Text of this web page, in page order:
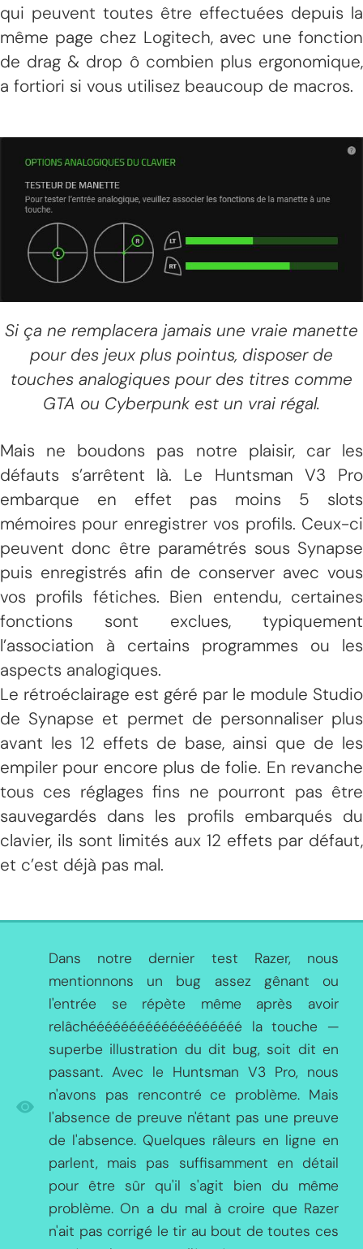
qui peuvent toutes être effectuées depuis la
même page chez Logitech, avec une fonction
de drag & drop ô combien plus ergonomique,
a fortiori si vous utilisez beaucoup de macros.
Si ça ne remplacera jamais une vraie manette
pour des jeux plus pointus, disposer de
touches analogiques pour des titres comme
GTA ou Cyberpunk est un vrai régal.
Mais ne boudons pas notre plaisir, car les
défauts s’arrêtent là. Le Huntsman V3 Pro
embarque en effet pas moins 5 slots
mémoires pour enregistrer vos profils. Ceux-ci
peuvent donc être paramétrés sous Synapse
puis enregistrés afin de conserver avec vous
vos profils fétiches. Bien entendu, certaines
fonctions sont exclues, typiquement
l’association à certains programmes ou les
aspects analogiques.
Le rétroéclairage est géré par le module Studio
de Synapse et permet de personnaliser plus
avant les 12 effets de base, ainsi que de les
empiler pour encore plus de folie. En revanche
tous ces réglages fins ne pourront pas être
sauvegardés dans les profils embarqués du
clavier, ils sont limités aux 12 effets par défaut,
et c’est déjà pas mal.
Dans notre dernier test Razer, nous
mentionnons un bug assez gênant ou
l'entrée se répète même après avoir
relâchééééééééééééééééééé la touche —
superbe illustration du dit bug, soit dit en
passant. Avec le Huntsman V3 Pro, nous
n'avons pas rencontré ce problème. Mais
l'absence de preuve n'étant pas une preuve
de l'absence. Quelques râleurs en ligne en
parlent, mais pas suffisamment en détail
pour être sûr qu'il s'agit bien du même
problème. On a du mal à croire que Razer
n'ait pas corrigé le tir au bout de toutes ces